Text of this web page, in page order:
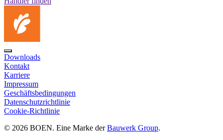
Downloads
Kontakt
Karriere
Impressum
Geschäftsbedingungen
Datenschutzrichtlinie
Cookie-Richtlinie
© 2026 BOEN. Eine Marke derBauwerk Group.